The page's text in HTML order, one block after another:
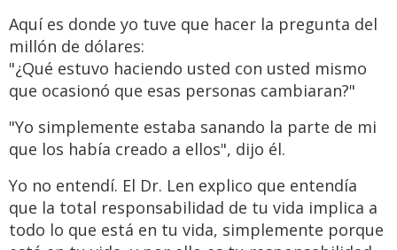
Aquí es donde yo tuve que hacer la pregunta del
millón de dólares:
"¿Qué estuvo haciendo usted con usted mismo
que ocasionó que esas personas cambiaran?"
"Yo simplemente estaba sanando la parte de mi
que los había creado a ellos", dijo él.
Yo no entendí. El Dr. Len explico que entendía
que la total responsabilidad de tu vida implica a
todo lo que está en tu vida, simplemente porque